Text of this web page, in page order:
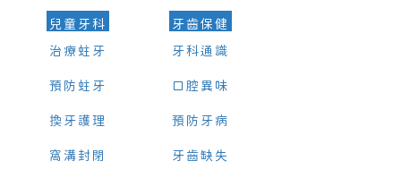
兒童牙科
治療蛀牙
預防蛀牙
換牙護理
窩溝封閉
牙齒保健
牙科通識
口腔異味
預防牙病
牙齒缺失